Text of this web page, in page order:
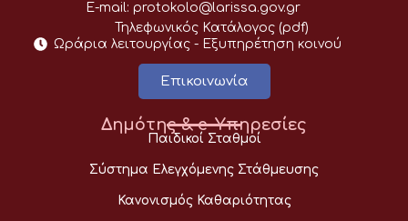
E-mail: protokolo@larissa.gov.gr
Τηλεφωνικός Κατάλογος (pdf)
Ωράρια λειτουργίας - Eξυπηρέτηση κοινού
Επικοινωνία
Δημότης & e-Υπηρεσίες
Παιδικοί Σταθμοί
Σύστημα Ελεγχόμενης Στάθμευσης
Κανονισμός Καθαριότητας